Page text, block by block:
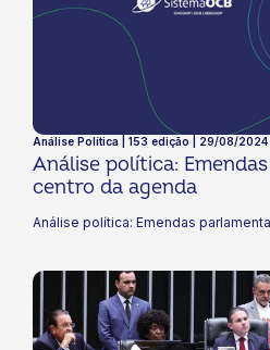
Análise Política | 153 edição | 29/08/2024
Análise política:
centro da agenda
Análise política: Emendas